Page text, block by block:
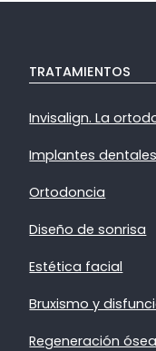
TRATAMIENTOS
Invisalign. La
Implantes
Ortodoncia
Diseño de sonrisa
Estética facial
Bruxismo y
Regeneración